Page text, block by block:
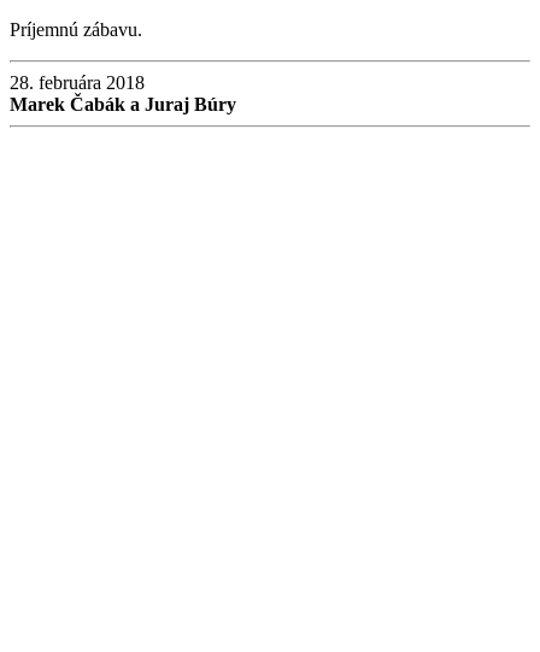
Príjemnú zábavu.
28. februára 2018
Marek Čabák a Juraj Búry